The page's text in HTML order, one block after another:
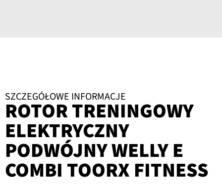
SZCZEGÓŁOWE INFORMACJE
ROTOR TRENINGOWY
ELEKTRYCZNY
PODWÓJNY WELLY E
COMBI TOORX FITNESS